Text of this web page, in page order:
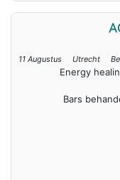
11 Augustus Utrecht
Energy
Bars